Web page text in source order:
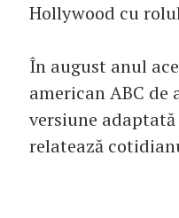
Hollywood cu
În august anul
american ABC
versiune
relatează